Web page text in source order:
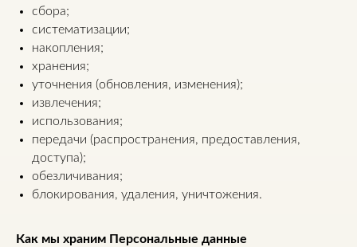
сбора;
систематизации;
накопления;
хранения;
уточнения (обновления, изменения);
извлечения;
использования;
передачи (распространения, предоставления,
доступа);
обезличивания;
блокирования, удаления, уничтожения.
Как мы храним Персональные данные